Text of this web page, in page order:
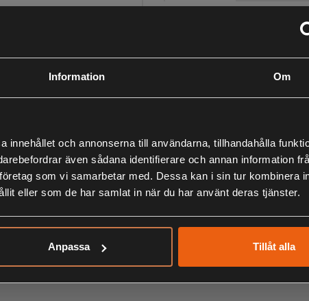
Information Om
innehållet och annonserna till användarna, tillhandahålla
även sådana identifierare och annan information
som vi samarbetar med. Dessa kan i sin tur kombinera
eller som de har samlat in när du har använt deras tjänster.
Anpassa Tillåt alla
HIKMICRO Cheetah C32F-
detalj och med stor
upptäcka mer IR-information
HIKMICRO Cheetah C32F-
omvandlas till ett kikarsikte,
avancerade 2560 × 1440
fånga varje mål i detalj och
komponent kan den
Cheetah Clip-Hitta snabbt
kraftfulla 0,001 Lux
1440 UHD-upplösning.